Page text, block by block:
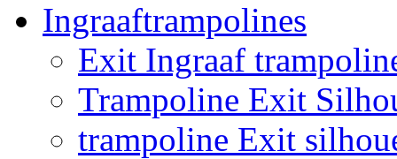
Ingraaftrampolines
Exit Ingraaf
Trampoline Exit
trampoline Exit